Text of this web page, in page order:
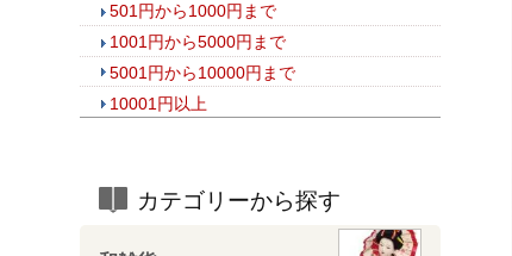
501円から1000円まで
1001円から5000円まで
5001円から10000円まで
10001円以上
カテゴリーから探す